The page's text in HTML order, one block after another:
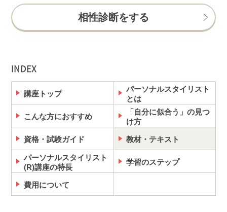
相性診断をする
INDEX
講座トップ
パーソナルスタイリスト
とは
こんな方におすすめ
「自分に似合う」の見つ
け方
資格・試験ガイド 教材・テキスト
パーソナルスタイリスト
(R)講座の特長
学習のステップ
費用について